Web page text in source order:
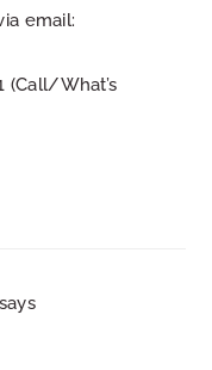
email:
(Call/What’s
says